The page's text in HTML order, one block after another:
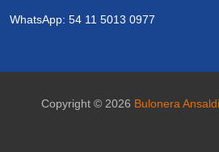
WhatsApp: 54 11 5013 0977
Copyright © 2026 Bulonera